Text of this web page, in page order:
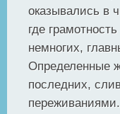
оказывались в
где
немногих,
Определенные
последних,